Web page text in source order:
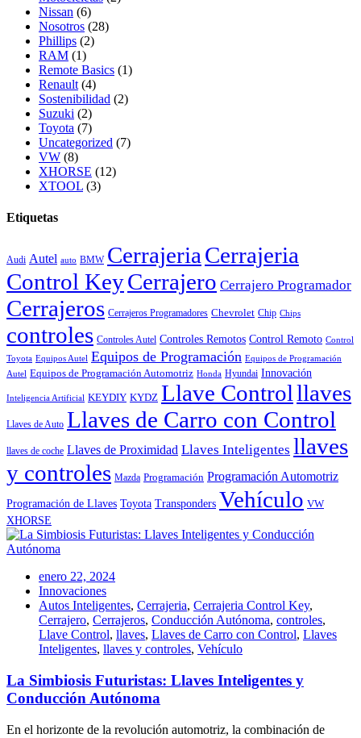
Nissan (6)
Nosotros (28)
Phillips (2)
RAM (1)
Remote Basics (1)
Renault (4)
Sostenibilidad (2)
Suzuki (2)
Toyota (7)
Uncategorized (7)
VW (8)
XHORSE (12)
XTOOL (3)
Etiquetas
Audi Autel auto BMW Cerrajeria Cerrajeria
Control KeyCerrajero Cerrajero Programador
Cerrajeros Cerrajeros Programadores Chevrolet Chip Chips
controles Controles Autel Controles Remotos Control Remoto Control
Toyota Equipos Autel Equipos de Programación Equipos de Programación
Autel Equipos de Programación Automotriz Honda Hyundai Innovación
Inteligencia Artificial KEYDIY KYDZ Llave Controlllaves
Llaves de Auto Llaves de Carro con Control
llaves de coche Llaves de Proximidad Llaves Inteligentes llaves
y controles Mazda Programación Programación Automotriz
Programación de Llaves Toyota Transponders Vehículo VW
XHORSE
enero 22, 2024
Innovaciones
Autos Inteligentes, Cerrajeria, Cerrajeria Control Key,
Cerrajero, Cerrajeros, Conducción Autónoma, controles,
Llave Control, llaves, Llaves de Carro con Control, Llaves
Inteligentes, llaves y controles, Vehículo
La Simbiosis Futuristas: Llaves Inteligentes y
Conducción Autónoma
En el horizonte de la revolución automotriz, la combinación de